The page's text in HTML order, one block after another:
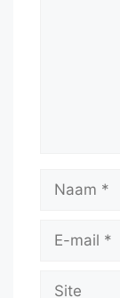
Naam
Site